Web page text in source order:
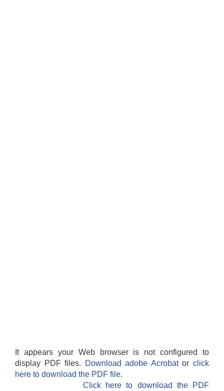
It appears your Web browser is not configured to
display PDF files.
Download adobe Acrobatorclick
here to download the PDF file.
Click here to download the PDF